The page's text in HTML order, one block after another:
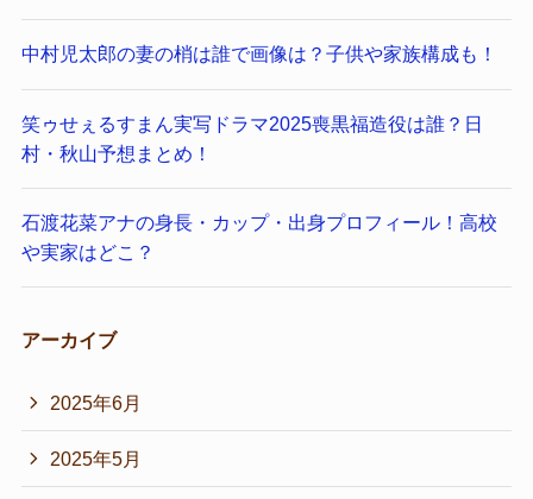
中村児太郎の妻の梢は誰で画像は？子供や家族構成も！
笑ゥせぇるすまん実写ドラマ2025喪黒福造役は誰？日
村・秋山予想まとめ！
石渡花菜アナの身長・カップ・出身プロフィール！高校
や実家はどこ？
アーカイブ
2025年6月
2025年5月